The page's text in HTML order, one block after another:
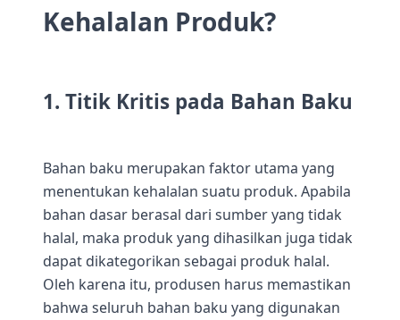
Kehalalan Produk?
1. Titik Kritis pada Bahan Baku
Bahan baku merupakan faktor utama yang
menentukan kehalalan suatu produk. Apabila
bahan dasar berasal dari sumber yang tidak
halal, maka produk yang dihasilkan juga tidak
dapat dikategorikan sebagai produk halal.
Oleh karena itu, produsen harus memastikan
bahwa seluruh bahan baku yang digunakan